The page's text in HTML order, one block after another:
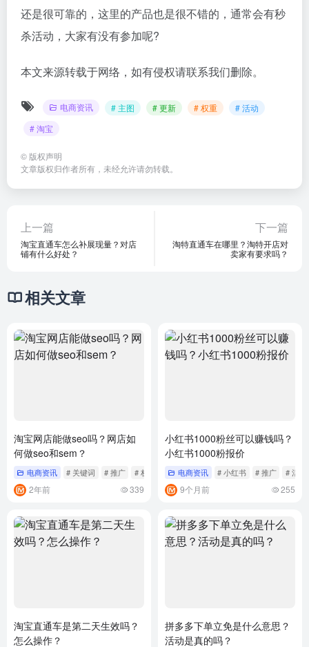
还是很可靠的，这里的产品也是很不错的，通常会有秒
杀活动，大家有没有参加呢?
本文来源转载于网络，如有侵权请联系我们删除。
电商资讯 # 主图 # 更新 # 权重
# 活动
# 淘宝
© 版权声明
文章版权归作者所有，未经允许请勿转载。
上一篇
淘宝直通车怎么补展现量？对店
铺有什么好处？
下一篇
淘特直通车在哪里？淘特开店对
卖家有要求吗？
相关文章
淘宝网店能做seo吗？网店如
何做seo和sem？
电商资讯 # 关键词 # 推广 # 权重
2年前 339
小红书1000粉丝可以赚钱吗？
小红书1000粉报价
电商资讯 # 小红书 # 推广 # 活动
9个月前 255
淘宝直通车是第二天生效吗？
怎么操作？
拼多多下单立免是什么意思？
活动是真的吗？